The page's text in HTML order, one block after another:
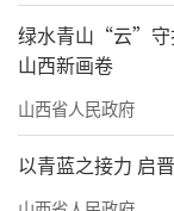
化需求，充分
示，“五一”
12.96亿元，
亿元、汽车
成为品质消费
绿水青山“云”守
山西新画卷
山西省人民政府
以青蓝之接力 启